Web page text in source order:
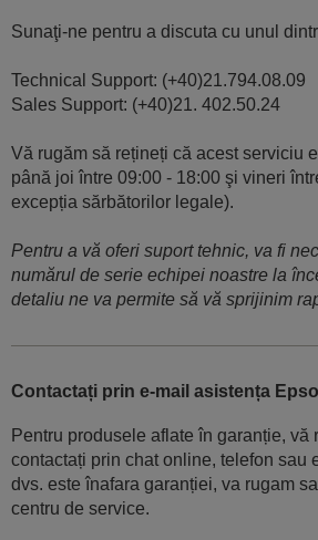
Sunaţi-ne pentru a discuta cu unul
Technical Support: (+40)21.794.08.09
Sales Support: (+40)21. 402.50.24
Vă rugăm să rețineți că acest serviciu
până joi între 09:00 - 18:00 şi vineri
excepția sărbătorilor legale).
Pentru a vă oferi suport tehnic, va fi
numărul de serie echipei noastre la
detaliu ne va permite să vă sprijinim
Contactați prin e-mail asistența
Pentru produsele aflate în garanție, vă
contactați prin chat online, telefon sau
dvs. este înafara garanției, va rugam
centru de service.